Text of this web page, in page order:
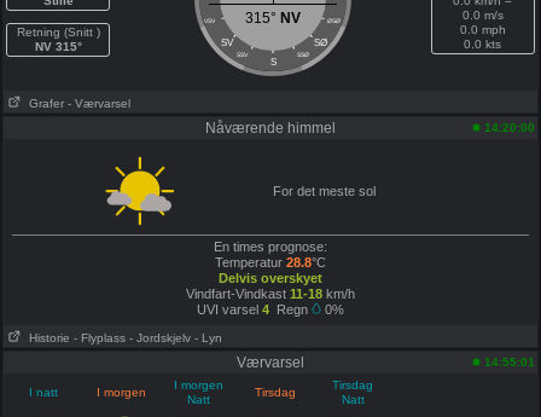
Retning (Snitt )
NV 315°
VSV ØSØ
SV SØ
SSV SSØ
S
315° NV
0.0 m/s
0.0 mph
0.0 kts
Grafer - Værvarsel
Nåværende himmel 14:20:00
For det meste sol
En times prognose:
Temperatur 28.8°C
Delvis overskyet
Vindfart-Vindkast 11-18km/h
UVI varsel 4Regn 0%
Historie - Flyplass - Jordskjelv - Lyn
Værvarsel 14:55:01
I natt I morgen
I morgen
Natt
Tirsdag
Tirsdag
Natt